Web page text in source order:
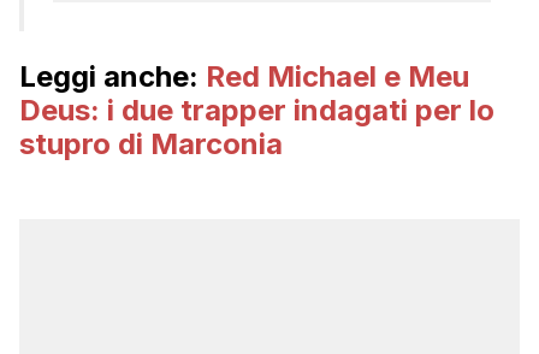
Leggi anche: Red Michael e Meu
Deus: i due trapper indagati per lo
stupro di Marconia